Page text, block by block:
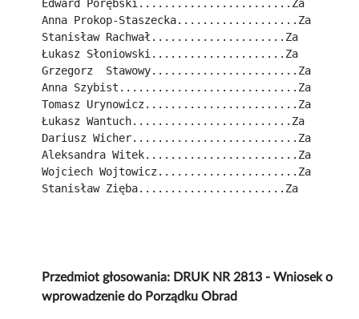
Edward Porębski........................Za
Anna Prokop-Staszecka...................Za
Stanisław Rachwał.....................Za
Łukasz Słoniowski.....................Za
Grzegorz  Stawowy.......................Za
Anna Szybist............................Za
Tomasz Urynowicz........................Za
Łukasz Wantuch.........................Za
Dariusz Wicher..........................Za
Aleksandra Witek........................Za
Wojciech Wojtowicz......................Za
Stanisław Zięba.......................Za
Przedmiot głosowania: DRUK NR 2813 - Wniosek o
wprowadzenie do Porządku Obrad